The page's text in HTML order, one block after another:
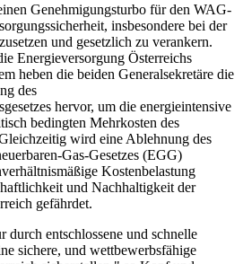
Genehmigungsturbo für den WAG-
insbesondere bei der
und gesetzlich zu verankern.
Energieversorgung Österreichs
heben die beiden Generalsekretäre die
des
hervor, um die energieintensive
bedingten Mehrkosten des
wird eine Ablehnung des
Gas-Gesetzes (EGG)
Kostenbelastung
und Nachhaltigkeit der
gefährdet.
durch entschlossene und schnelle
sichere, und wettbewerbsfähige